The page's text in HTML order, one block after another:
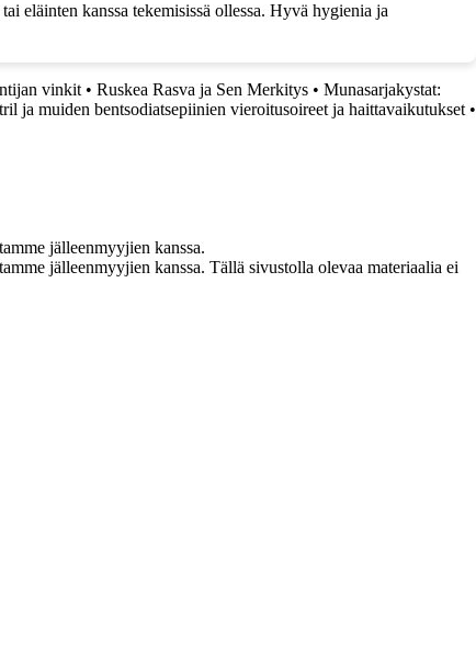
eläinten kanssa tekemisissä ollessa. Hyvä hygienia ja
vinkit • Ruskea Rasva ja Sen Merkitys • Munasarjakystat:
ja muiden bentsodiatsepiinien vieroitusoireet ja haittavaikutukset •
jälleenmyyjien kanssa.
jälleenmyyjien kanssa. Tällä sivustolla olevaa materiaalia ei